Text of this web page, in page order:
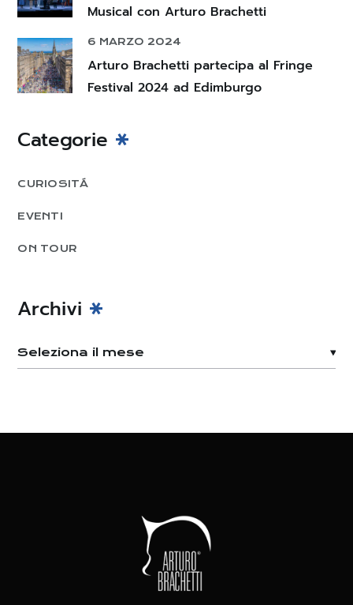
Musical con Arturo Brachetti
6 MARZO 2024
Arturo Brachetti partecipa al Fringe
Festival 2024 ad Edimburgo
Categorie
CURIOSITÁ
EVENTI
ON TOUR
Archivi